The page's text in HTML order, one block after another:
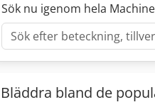
Sök nu igenom hela
Bläddra bland de